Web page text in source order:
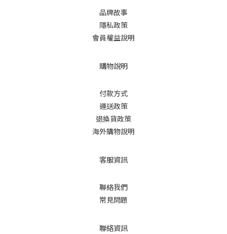
品牌故事
隱私政策
會員權益說明
購物說明
付款方式
運送政策
退換貨政策
海外購物說明
客服資訊
聯絡我們
常見問題
聯絡資訊